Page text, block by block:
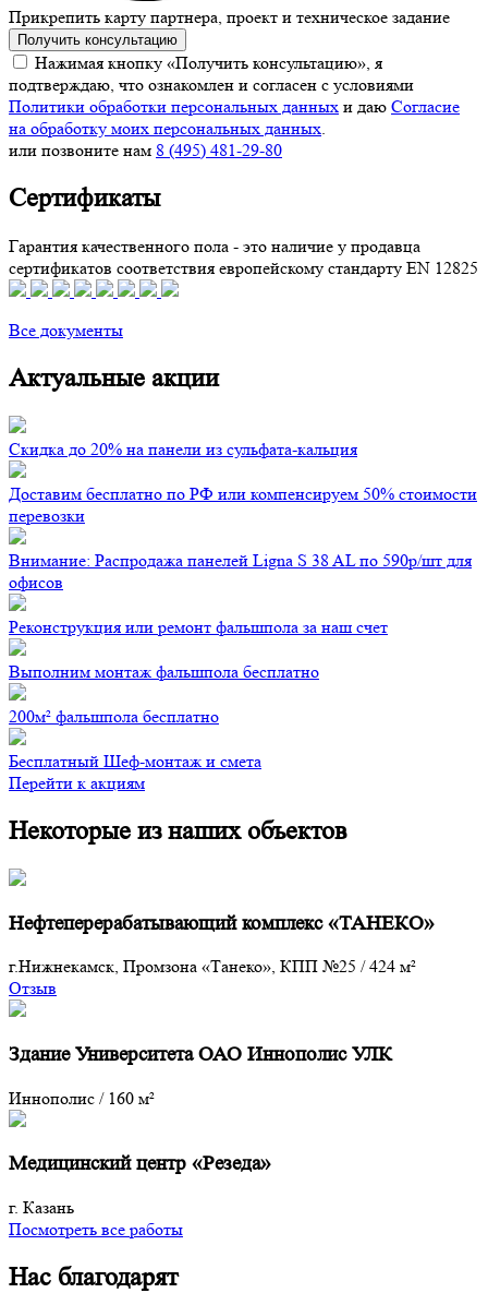
Прикрепить карту партнера, проект и техническое задание
Получить консультацию
Нажимая кнопку «Получить консультацию», я
подтверждаю, что ознакомлен и согласен с условиями
Политики обработки персональных данных и даю Согласие
на обработку моих персональных данных.
или позвоните нам 8 (495) 481-29-80
Сертификаты
Гарантия качественного пола - это наличие у продавца
сертификатов соответствия европейскому стандарту EN 12825
Все документы
Актуальные акции
Скидка до 20% на панели из сульфата-кальция
Доставим бесплатно по РФ или компенсируем 50% стоимости
перевозки
Внимание: Распродажа панелей Ligna S 38 AL по 590р/шт для
офисов
Реконструкция или ремонт фальшпола за наш счет
Выполним монтаж фальшпола бесплатно
200м² фальшпола бесплатно
Бесплатный Шеф-монтаж и смета
Перейти к акциям
Некоторые из наших объектов
Нефтеперерабатывающий комплекс «ТАНЕКО»
г.Нижнекамск, Промзона «Танеко», КПП №25 /424 м²
Отзыв
Здание Университета ОАО Иннополис УЛК
Иннополис /160 м²
Медицинский центр «Резеда»
г. Казань
Посмотреть все работы
Нас благодарят